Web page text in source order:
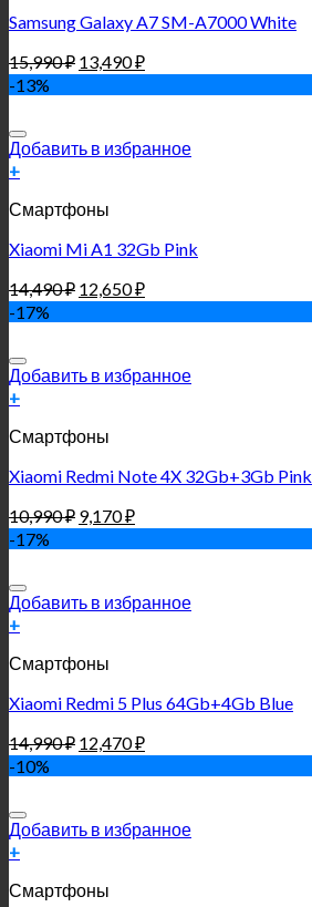
Samsung Galaxy A7 SM-A7000 White
15,990₽ 13,490₽
-13%
Добавить в избранное
+
Смартфоны
Xiaomi Mi A1 32Gb Pink
14,490₽ 12,650₽
-17%
Добавить в избранное
+
Смартфоны
Xiaomi Redmi Note 4X 32Gb+3Gb Pink
10,990₽ 9,170₽
-17%
Добавить в избранное
+
Смартфоны
Xiaomi Redmi 5 Plus 64Gb+4Gb Blue
14,990₽ 12,470₽
-10%
Добавить в избранное
+
Смартфоны